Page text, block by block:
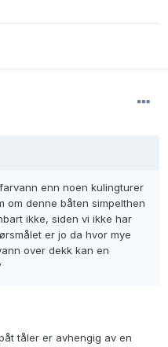
enn noen kulingturer
om denne båten simpelthen
ikke, siden vi ikke har
er jo da hvor mye
over dekk kan en
tåler er avhengig av en